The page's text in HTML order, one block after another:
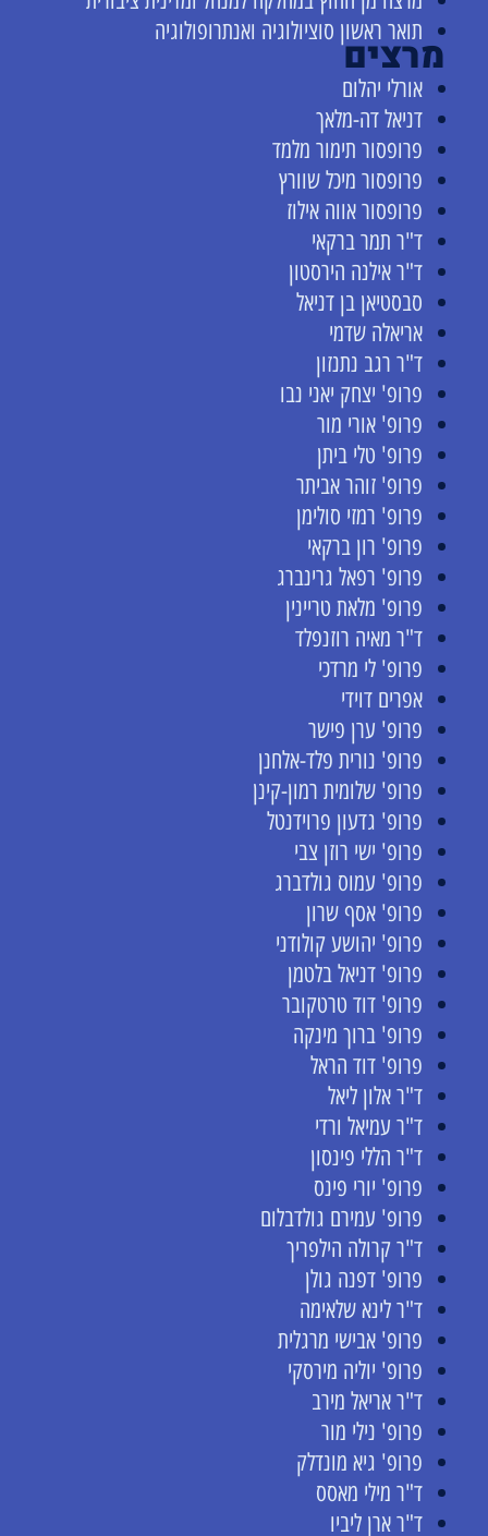
תואר ראשון סוציולוגיה ואנתרופולוגיה
מרצים
אורלי יהלום
דניאל דה-מלאך
פרופסור תימור מלמד
פרופסור מיכל שוורץ
פרופסור אווה אילוז
ד"ר תמר ברקאי
ד"ר אילנה הירסטון
סבסטיאן בן דניאל
אריאלה שדמי
ד"ר רגב נתנזון
פרופ' יצחק יאני נבו
פרופ' אורי מור
פרופ' טלי ביתן
פרופ' זוהר אביתר
פרופ' רמזי סולימן
פרופ' רון ברקאי
פרופ' רפאל גרינברג
פרופ' מלאת טריינין
ד"ר מאיה רוזנפלד
פרופ' לי מרדכי
אפרים דוידי
פרופ' ערן פישר
פרופ' נורית פלד-אלחנן
פרופ' שלומית רמון-קינן
פרופ' גדעון פרוידנטל
פרופ' ישי רוזן צבי
פרופ' עמוס גולדברג
פרופ' אסף שרון
פרופ' יהושע קולודני
פרופ' דניאל בלטמן
פרופ' דוד טרטקובר
פרופ' ברוך מינקה
פרופ' דוד הראל
ד"ר אלון ליאל
ד"ר עמיאל ורדי
ד"ר הללי פינסון
פרופ' יורי פינס
פרופ' עמירם גולדבלום
ד"ר קרולה הילפריך
פרופ' דפנה גולן
ד"ר לינא שלאימה
פרופ' אבישי מרגלית
פרופ' יוליה מירסקי
ד"ר אריאל מירב
פרופ' נילי מור
פרופ' גיא מונדלק
ד"ר מילי מאסס
ד"ר ארן ליביו